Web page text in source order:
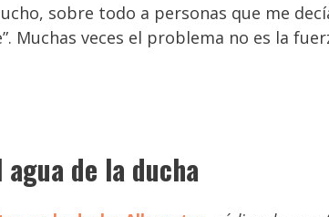
sobre todo a personas que me
Muchas veces el problema no es la
de la ducha